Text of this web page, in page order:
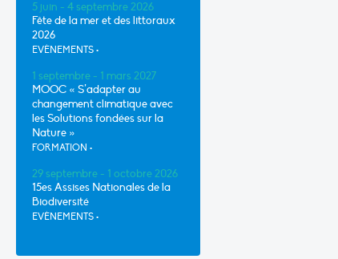
5 juin - 4 septembre 2026
Fête de la mer et des littoraux
2026
EVÈNEMENTS •
1 septembre - 1 mars 2027
MOOC « S’adapter au
changement climatique avec
les Solutions fondées sur la
Nature »
FORMATION •
29 septembre - 1 octobre 2026
15es Assises Nationales de la
Biodiversité
EVÈNEMENTS •